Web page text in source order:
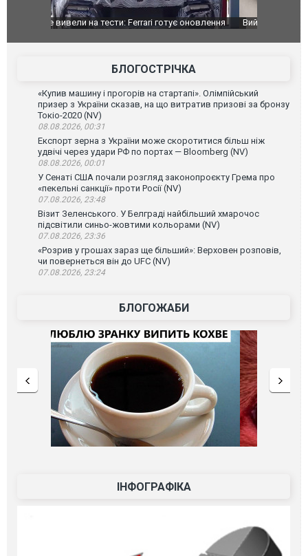
Вийшов трейлер нової екранізації легендарного
БЛОГОСТРІЧКА
«Купив машину і прогорів на стартапі». Олімпійський
призер з України сказав, на що витратив призові за бронзу
Токіо-2020 (NV)
08.08.2026, 00:31
Експорт зерна з України може скоротитися більш ніж
удвічі через удари РФ по портах — Bloomberg (NV)
08.08.2026, 00:01
У Сенаті США почали розгляд законопроєкту Грема про
«пекельні санкції» проти Росії (NV)
07.08.2026, 23:48
Візит Зеленського. У Белграді найбільший хмарочос
підсвітили синьо-жовтими кольорами (NV)
07.08.2026, 23:36
«Розрив у грошах зараз ще більший»: Верховен розповів,
чи повернеться він до UFC (NV)
07.08.2026, 23:24
БЛОГОЖАБИ
ІНФОГРАФІКА